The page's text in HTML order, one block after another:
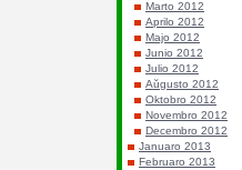
Marto 2012
Aprilo 2012
Majo 2012
Junio 2012
Julio 2012
Aŭgusto 2012
Oktobro 2012
Novembro 2012
Decembro 2012
Januaro 2013
Februaro 2013